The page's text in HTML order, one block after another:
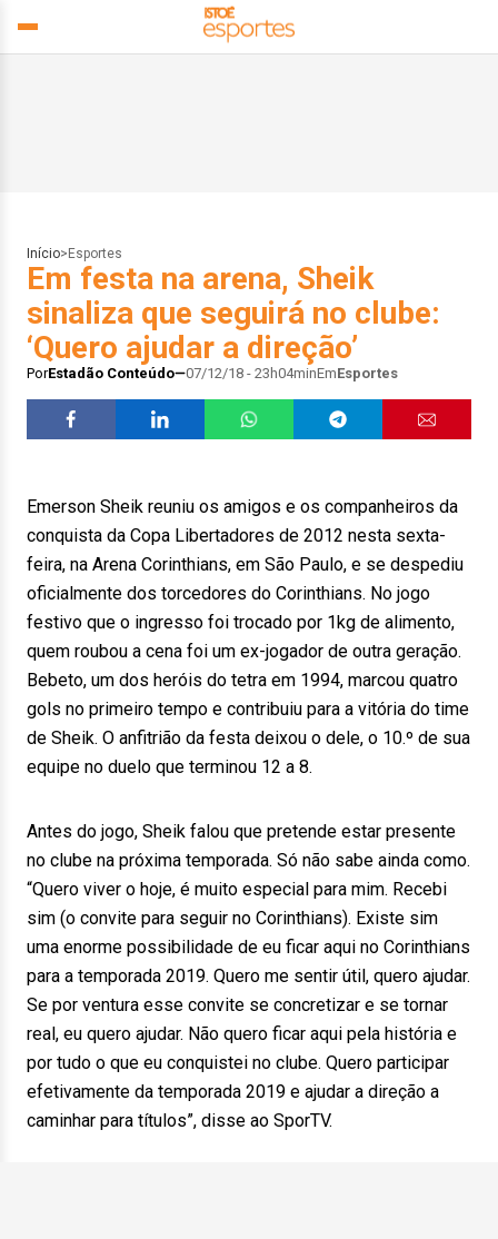
Início> Esportes
Em festa na arena, Sheik
sinaliza que seguirá no clube:
‘Quero ajudar a direção’
PorEstadão Conteúdo 07/12/18 - 23h04minEmEsportes
Emerson Sheik reuniu os amigos e os companheiros da
conquista da Copa Libertadores de 2012 nesta sexta-
feira, na Arena Corinthians, em São Paulo, e se despediu
oficialmente dos torcedores do Corinthians. No jogo
festivo que o ingresso foi trocado por 1kg de alimento,
quem roubou a cena foi um ex-jogador de outra geração.
Bebeto, um dos heróis do tetra em 1994, marcou quatro
gols no primeiro tempo e contribuiu para a vitória do time
de Sheik. O anfitrião da festa deixou o dele, o 10.º de sua
equipe no duelo que terminou 12 a 8.
Antes do jogo, Sheik falou que pretende estar presente
no clube na próxima temporada. Só não sabe ainda como.
“Quero viver o hoje, é muito especial para mim. Recebi
sim (o convite para seguir no Corinthians). Existe sim
uma enorme possibilidade de eu ficar aqui no Corinthians
para a temporada 2019. Quero me sentir útil, quero ajudar.
Se por ventura esse convite se concretizar e se tornar
real, eu quero ajudar. Não quero ficar aqui pela história e
por tudo o que eu conquistei no clube. Quero participar
efetivamente da temporada 2019 e ajudar a direção a
caminhar para títulos”, disse ao SporTV.